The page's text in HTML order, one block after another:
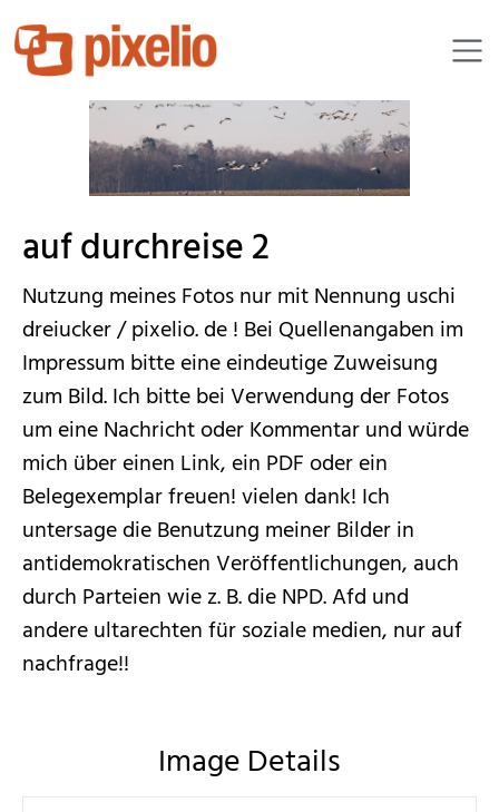
moorhenne
auf durchreise 2
Nutzung meines Fotos nur mit Nennung uschi
dreiucker / pixelio. de ! Bei Quellenangaben im
Impressum bitte eine eindeutige Zuweisung
zum Bild. Ich bitte bei Verwendung der Fotos
um eine Nachricht oder Kommentar und würde
mich über einen Link, ein PDF oder ein
Belegexemplar freuen! vielen dank! Ich
untersage die Benutzung meiner Bilder in
antidemokratischen Veröffentlichungen, auch
durch Parteien wie z. B. die NPD. Afd und
andere ultarechten für soziale medien, nur auf
nachfrage!!
Image Details